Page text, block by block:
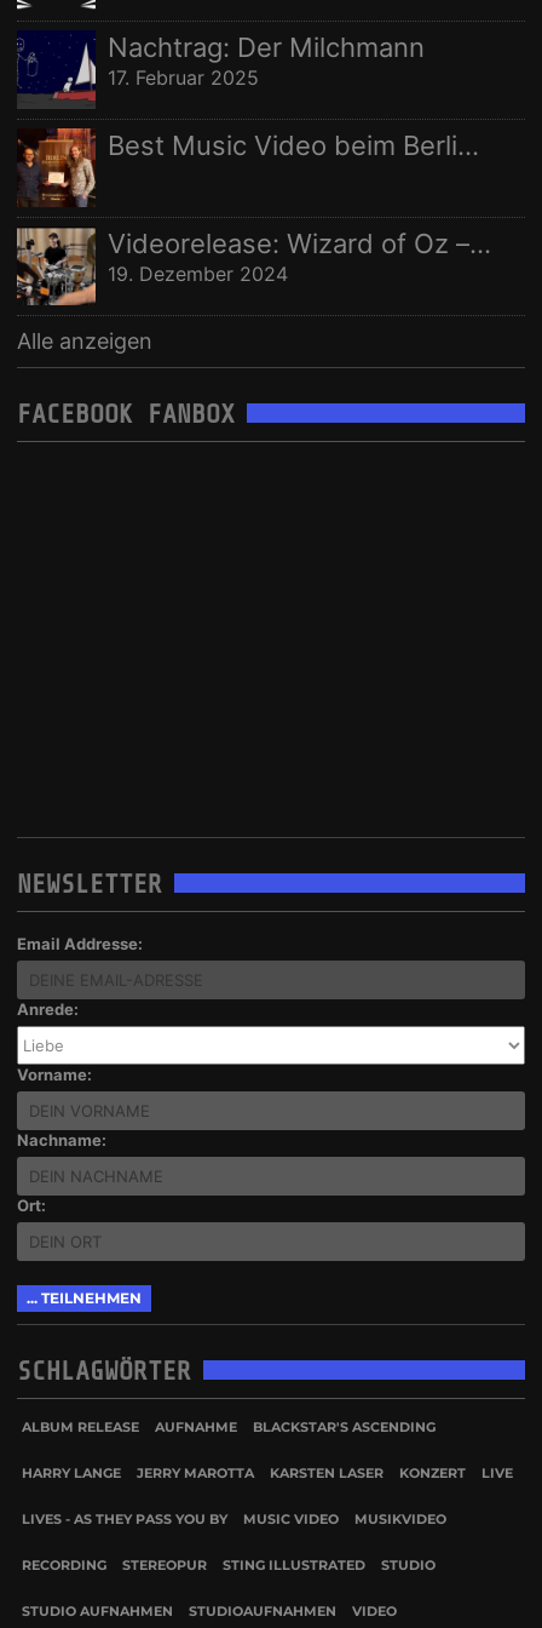
Nachtrag: Der Milchmann
17. Februar 2025
Best Music Video beim Berlin Independent Film Festival
Videorelease: Wizard of Oz – feat. Rhani Krija, Michalina Malisz & Ross Ainslie
19. Dezember 2024
Alle anzeigen
FACEBOOK FANBOX
NEWSLETTER
Email Addresse:
Anrede:
Vorname:
Nachname:
Ort:
SCHLAGWÖRTER
ALBUM RELEASE AUFNAHME BLACKSTAR'S ASCENDING
HARRY LANGE JERRY MAROTTA KARSTEN LASER KONZERT LIVE
LIVES - AS THEY PASS YOU BY MUSIC VIDEO MUSIKVIDEO
RECORDING STEREOPUR STING ILLUSTRATED STUDIO
STUDIO AUFNAHMEN STUDIOAUFNAHMEN VIDEO